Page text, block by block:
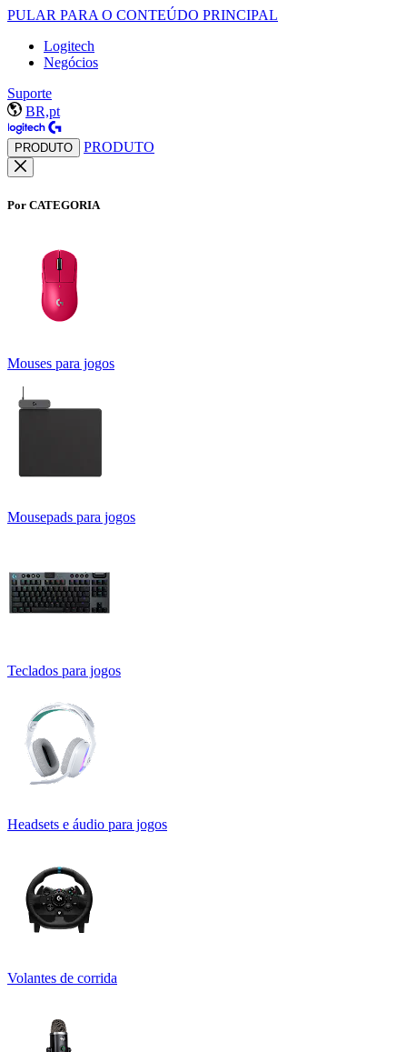
PULAR PARA O CONTEÚDO PRINCIPAL
Logitech
Negócios
Suporte
BR,pt
PRODUTO PRODUTO
Por CATEGORIA
Mouses para jogos
Mousepads para jogos
Teclados para jogos
Headsets e áudio para jogos
Volantes de corrida